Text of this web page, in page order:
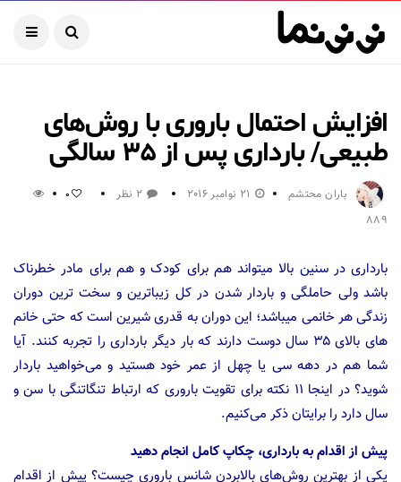
افزایش احتمال باروری با روش‌های
طبیعی/ بارداری پس از ۳۵ سالگی
باران محتشم 21 نوامبر 2016 2 نظر 0
889
بارداری در سنین بالا میتواند هم برای کودک و هم برای مادر خطرناک
باشد ولی حاملگی و باردار شدن در کل زیباترین و سخت ترین دوران
زندگی هر خانمی میباشد؛ این دوران به قدری شیرین است که حتی خانم
های بالای ۳۵ سال دوست دارند که بار دیگر بارداری را تجربه کنند. آیا
شما هم در دهه سی یا چهل از عمر خود هستید و می‌خواهید باردار
شوید؟ در اینجا ۱۱ نکته برای تقویت باروری که ارتباط تنگاتنگی با سن و
سال دارد را برایتان ذکر می‌کنیم.
پیش از اقدام به بارداری، چکاپ کامل انجام دهید
یکی از بهترین روش‌های بالابردن شانس باروری چیست؟ پیش از اقدام